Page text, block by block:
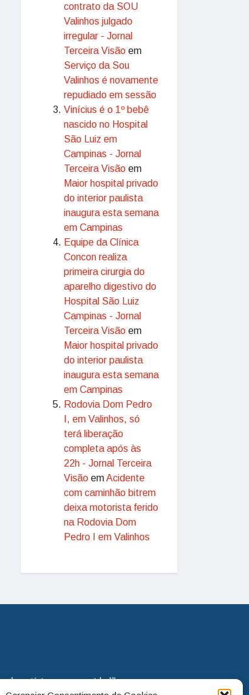
contrato da SOU
Valinhos julgado
irregular - Jornal
Terceira Visão em
Serviço da Sou
Valinhos é novamente
repudiado em sessão
Vinícius é o 1º bebê
nascido no Hospital
São Luiz em
Campinas - Jornal
Terceira Visão em
Maior hospital privado
do interior paulista
inaugura esta semana
em Campinas
Equipe da Clínica
Concon realiza
primeira cirurgia do
aparelho digestivo do
Hospital São Luiz
Campinas - Jornal
Terceira Visão em
Maior hospital privado
do interior paulista
inaugura esta semana
em Campinas
Rodovia Dom Pedro
I, em Valinhos, só
terá liberação
completa após às
22h - Jornal Terceira
Visão emAcidente
com caminhão bitrem
deixa motorista ferido
na Rodovia Dom
Pedro I em Valinhos
de notícias para os cidadãos